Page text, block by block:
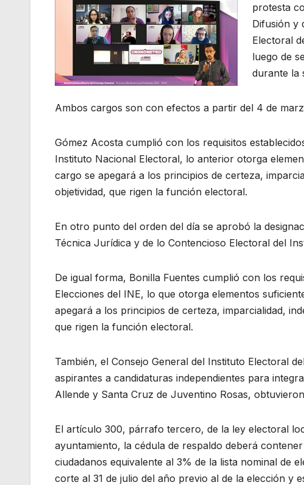
protesta
Difusión y
Electoral
luego de
durante la
Ambos cargos son con efectos a partir del 4 de
Gómez Acosta cumplió con los requisitos
Instituto Nacional Electoral, lo anterior otorga
cargo se apegará a los principios de certeza,
objetividad, que rigen la función electoral.
En otro punto del orden del día se aprobó la
Técnica Jurídica y de lo Contencioso Electoral del
De igual forma, Bonilla Fuentes cumplió con los
Elecciones del INE, lo que otorga elementos
apegará a los principios de certeza, imparcialidad,
que rigen la función electoral.
También, el Consejo General del Instituto Electoral
aspirantes a candidaturas independientes para
Allende y Santa Cruz de Juventino Rosas,
El artículo 300, párrafo tercero, de la ley electoral
ayuntamiento, la cédula de respaldo deberá
ciudadanos equivalente al 3% de la lista nominal de
corte al 31 de julio del año previo al de la elección y